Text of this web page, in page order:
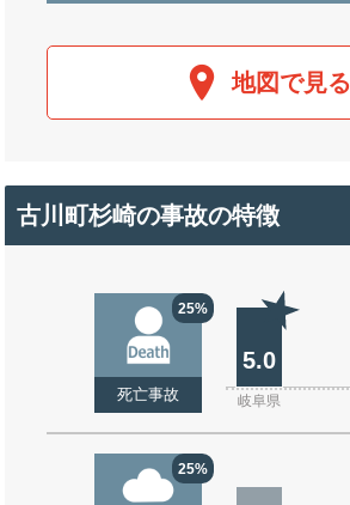
地図で見る
古川町杉崎の事故の特徴
25%
死亡事故
5.0
岐阜県
25%